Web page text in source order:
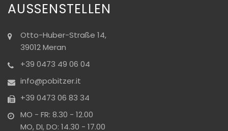
AUSSENSTELLEN
Otto-Huber-Straße 14,
39012 Meran
+39 0473 49 06 04
info@pobitzer.it
+39 0473 06 83 34
MO - FR: 8.30 - 12.00
MO, DI, DO: 14.30 - 17.00